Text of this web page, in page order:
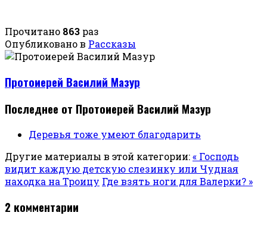
Прочитано 863 раз
Опубликовано в Рассказы
Протоиерей Василий Мазур
Последнее от Протоиерей Василий Мазур
Деревья тоже умеют благодарить
Другие материалы в этой категории:« Господь
видит каждую детскую слезинку или Чудная
находка на Троицу Где взять ноги для Валерки? »
2 комментарии